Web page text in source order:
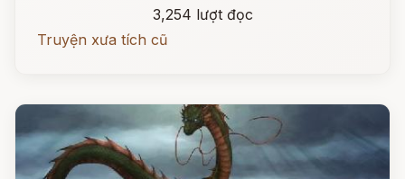
3,254 lượt đọc
Truyện xưa tích cũ